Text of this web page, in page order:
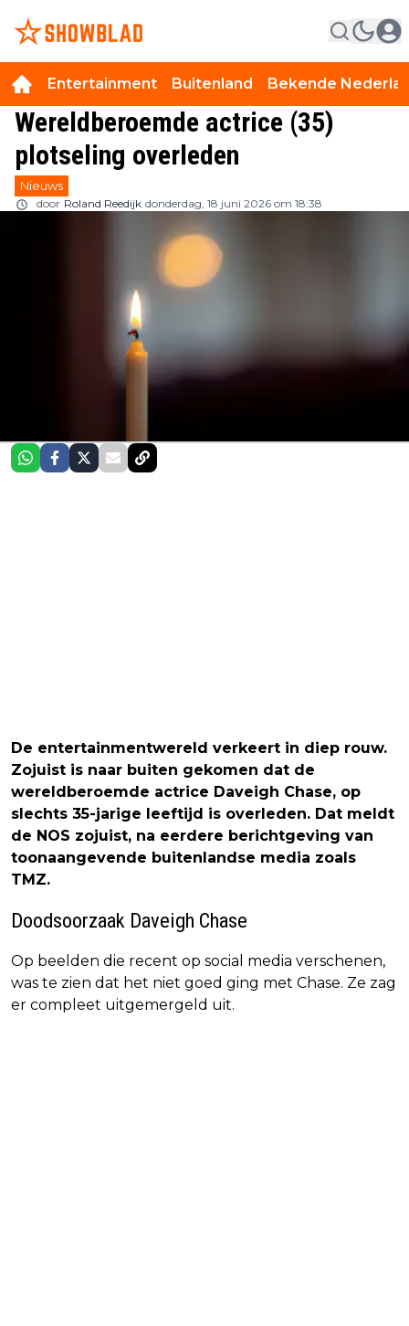
Entertainment Buitenland Bekende
Wereldberoemde actrice (35)
plotseling overleden
Nieuws
door Roland Reedijk donderdag, 18 juni 2026 om 18:38
De entertainmentwereld verkeert in diep rouw.
Zojuist is naar buiten gekomen dat de
wereldberoemde actrice Daveigh Chase, op
slechts 35-jarige leeftijd is overleden. Dat meldt
de NOS zojuist, na eerdere berichtgeving van
toonaangevende buitenlandse media zoals
TMZ.
Doodsoorzaak Daveigh Chase
Op beelden die recent op social media verschenen,
was te zien dat het niet goed ging met Chase. Ze zag
er compleet uitgemergeld uit.